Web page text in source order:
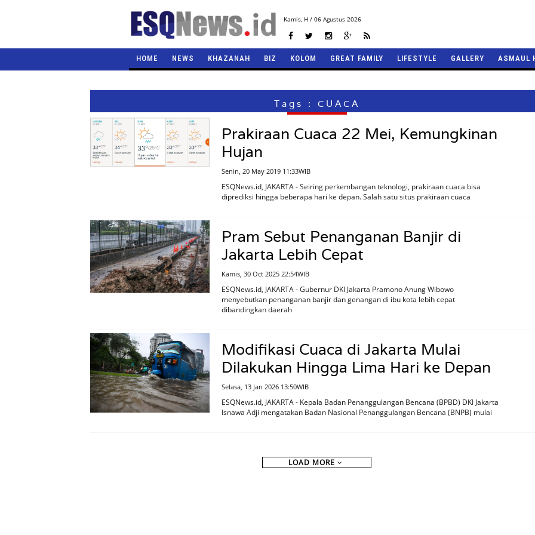
Kamis,H / 06 Agustus 2026
HOME NEWS KHAZANAH BIZ KOLOM GREAT FAMILY LIFESTYLE GALLERY ASMAUL
Tags : CUACA
Prakiraan Cuaca 22 Mei, Kemungkinan
Hujan
Senin, 20 May 2019 11:33WIB
ESQNews.id, JAKARTA - Seiring perkembangan teknologi, prakiraan cuaca bisa
diprediksi hingga beberapa hari ke depan. Salah satu situs prakiraan cuaca
Pram Sebut Penanganan Banjir di
Jakarta Lebih Cepat
Kamis, 30 Oct 2025 22:54WIB
ESQNews.id, JAKARTA - Gubernur DKI Jakarta Pramono Anung Wibowo
menyebutkan penanganan banjir dan genangan di ibu kota lebih cepat
dibandingkan daerah
Modifikasi Cuaca di Jakarta Mulai
Dilakukan Hingga Lima Hari ke Depan
Selasa, 13 Jan 2026 13:50WIB
ESQNews.id, JAKARTA - Kepala Badan Penanggulangan Bencana (BPBD) DKI Jakarta
Isnawa Adji mengatakan Badan Nasional Penanggulangan Bencana (BNPB) mulai
LOAD MORE